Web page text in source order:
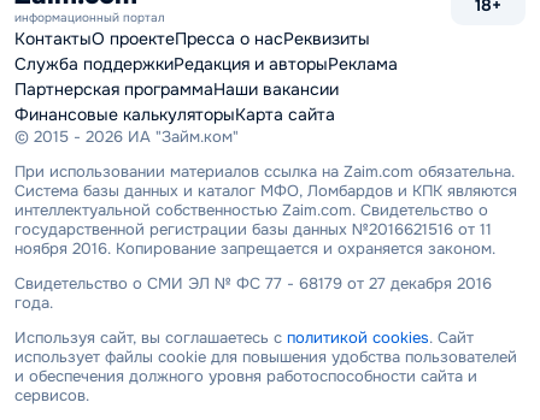
информационный портал
КонтактыО проектеПресса о насРеквизиты
Служба поддержкиРедакция и авторыРеклама
Партнерская программаНаши вакансии
Финансовые калькуляторыКарта сайта
© 2015 - 2026 ИА "Займ.ком"
При использовании материалов ссылка на Zaim.com обязательна.
Система базы данных и каталог МФО, Ломбардов и КПК являются
интеллектуальной собственностью Zaim.com. Свидетельство о
государственной регистрации базы данных №2016621516 от 11
ноября 2016. Копирование запрещается и охраняется законом.
Свидетельство о СМИ ЭЛ № ФС 77 - 68179 от 27 декабря 2016
года.
Используя сайт, вы соглашаетесь с политикой cookies. Сайт
использует файлы cookie для повышения удобства пользователей
и обеспечения должного уровня работоспособности сайта и
сервисов.